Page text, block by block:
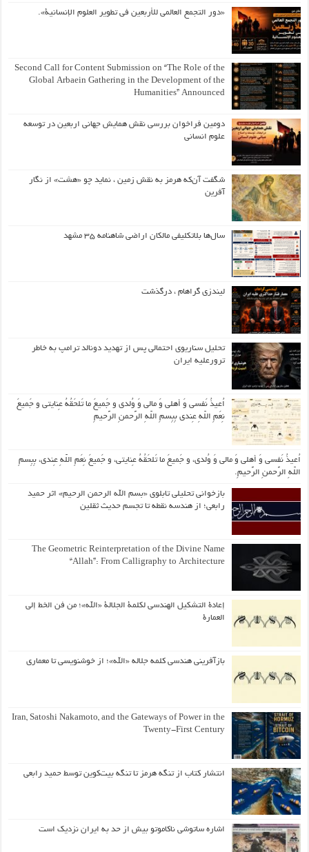
«دور التجمع العالمي للأربعين في تطوير العلوم الإنسانية».
Second Call for Content Submission on “The Role of the
Global Arbaein Gathering in the Development of the
Humanities” Announced
دومین فراخوان بررسی نقش همایش جهانی اربعین در توسعه
علوم انسانی
شگفت آن‌که هرمز به نقش زمین ، نماید چو «هشت» از نگار
آفرین
سال‌ها بلاتکلیفی مالکان اراضی شاهنامه ۳۵ مشهد
لیندزی گراهام ، درگذشت
تحلیل سناریوی احتمالی پس از تهدید دونالد ترامپ به خاطر
ترورعلیه ایران
اُعیذُ نَفسی وَ أهلی وَ مالی وَ وُلدی و جَمیعَ ما تَلحَقُهُ عِنایتی و جَمیعَ
نِعَمِ اللّهِ عِندی بِبِسمِ اللّهِ الرَّحمنِ الرَّحیمِ
اُعیذُ نَفسی وَ أهلی وَ مالی وَ وُلدی، و جَمیعَ ما تَلحَقُهُ عِنایتی، و جَمیعَ نِعَمِ اللّهِ عِندی، بِبِسمِ
اللّهِ الرَّحمنِ الرَّحیمِ.
بازخوانی تحلیلی تابلوی «بسم الله الرحمن الرحیم» اثر حمید
رابعی؛ از هندسه نقطه تا تجسم حدیث ثقلین
The Geometric Reinterpretation of the Divine Name
“Allah”: From Calligraphy to Architecture
إعادة التشكيل الهندسي لكلمة الجلالة «الله»؛ من فن الخط إلى
العمارة
بازآفرینی هندسی کلمه جلاله «الله»؛ از خوشنویسی تا معماری
Iran, Satoshi Nakamoto, and the Gateways of Power in the
Twenty-First Century
انتشار کتاب از تنگه هرمز تا تنگه بیت‌کوین توسط حمید رابعی
اشاره ساتوشی ناکاموتو بیش از حد به ایران نزدیک است